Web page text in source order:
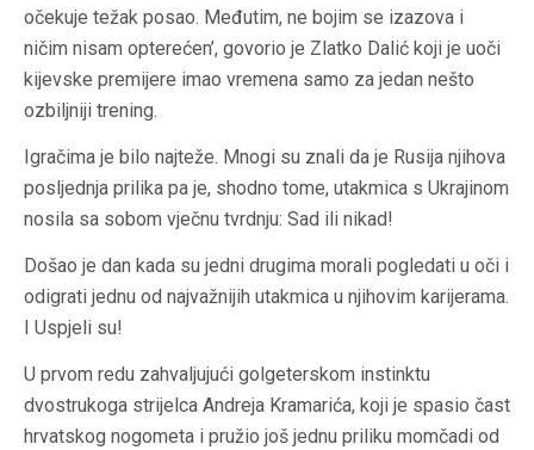
očekuje težak posao. Međutim, ne bojim se izazova i
ničim nisam opterećen’, govorio je Zlatko Dalić koji je uoči
kijevske premijere imao vremena samo za jedan nešto
ozbiljniji trening.
Igračima je bilo najteže. Mnogi su znali da je Rusija njihova
posljednja prilika pa je, shodno tome, utakmica s Ukrajinom
nosila sa sobom vječnu tvrdnju: Sad ili nikad!
Došao je dan kada su jedni drugima morali pogledati u oči i
odigrati jednu od najvažnijih utakmica u njihovim karijerama.
I Uspjeli su!
U prvom redu zahvaljujući golgeterskom instinktu
dvostrukoga strijelca Andreja Kramarića, koji je spasio čast
hrvatskog nogometa i pružio još jednu priliku momčadi od